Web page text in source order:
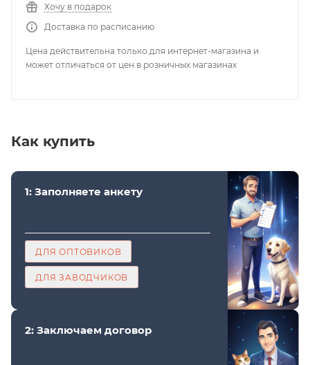
Хочу в подарок
Доставка по расписанию
Цена действительна только для интернет-магазина и
может отличаться от цен в розничных магазинах
Как купить
1: Заполняете анкету
ДЛЯ ОПТОВИКОВ
ДЛЯ ЗАВОДЧИКОВ
2: Заключаем договор